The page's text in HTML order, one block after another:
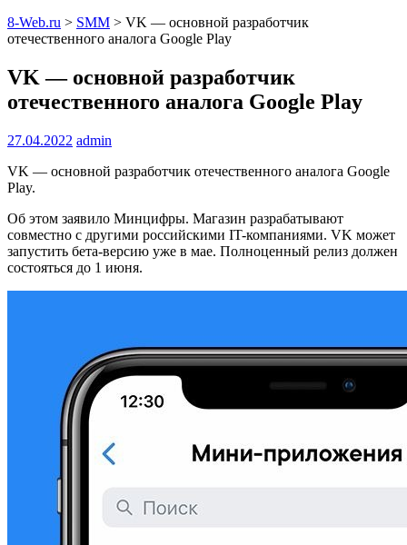
8-Web.ru > SMM > VK — основной разработчик
отечественного аналога Google Play
VK — основной разработчик
отечественного аналога Google Play
27.04.2022 admin
VK — основной разработчик отечественного аналога Google
Play.
Об этом заявило Минцифры. Магазин разрабатывают
совместно с другими российскими IT-компаниями. VK может
запустить бета-версию уже в мае. Полноценный релиз должен
состояться до 1 июня.